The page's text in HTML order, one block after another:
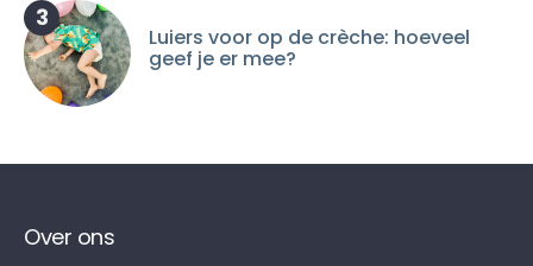
3
Luiers voor op de crèche: hoeveel
geef je er mee?
Over ons